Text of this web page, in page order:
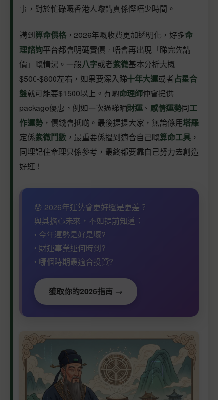
事，對於忙碌嘅香港人嚟講真係慳唔少時間。
講到算命價格 ，2026年嘅收費更加透明化，好多命
理諮詢平台都會明碼實價，唔會再出現「睇完先講
價」嘅情況。一般八字或者紫微基本分析大概
$500-$800左右，如果要深入睇十年大運或者占星合
盤就可能要$1500以上。有啲命理師仲會提供
package優惠，例如一次過睇晒財運 、 感情運勢同工
作運勢 ，價錢會抵啲。最後提提大家，無論係用塔羅
定係紫微鬥數 ，最重要係搵到適合自己嘅算命工具 ，
同埋記住命理只係參考，最終都要靠自己努力去創造
好運！
😰 2026年運勢會更好還是更差？
與其擔心未來，不如提前知道：
• 今年運勢是好是壞?
• 財運事業運何時到?
• 哪個時期最適合投資?
獲取你的2026指南 →